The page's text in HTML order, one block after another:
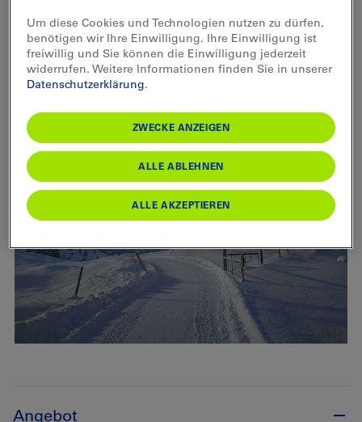
Magic Pass
Die Diemtigtaler Bergbahnen sind beim Magic Pass
mit dabei - dem Ganzjahresfreizeitabo zum kleinen
Preis.
Angebot
Um diese Cookies und Technologien nutzen zu dürfen,
benötigen wir Ihre Einwilligung. Ihre Einwilligung ist
freiwillig und Sie können die Einwilligung jederzeit
widerrufen. Weitere Informationen finden Sie in unserer
Datenschutzerklärung.
ZWECKE ANZEIGEN
ALLE ABLEHNEN
ALLE AKZEPTIEREN